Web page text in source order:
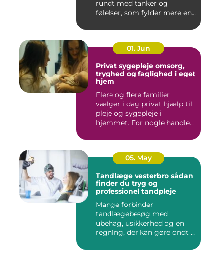
rundt med tanker og
følelser, som fylder mere end
01. Jun
Privat sygepleje omsorg,
tryghed og faglighed i eget
hjem
Flere og flere familier
vælger i dag privat hjælp til
pleje og sygepleje i
hjemmet. For nogle handle...
05. May
Tandlæge vesterbro sådan
finder du tryg og
professionel tandpleje
Mange forbinder
tandlægebesøg med
ubehag, usikkerhed og en
regning, der kan gøre ondt i